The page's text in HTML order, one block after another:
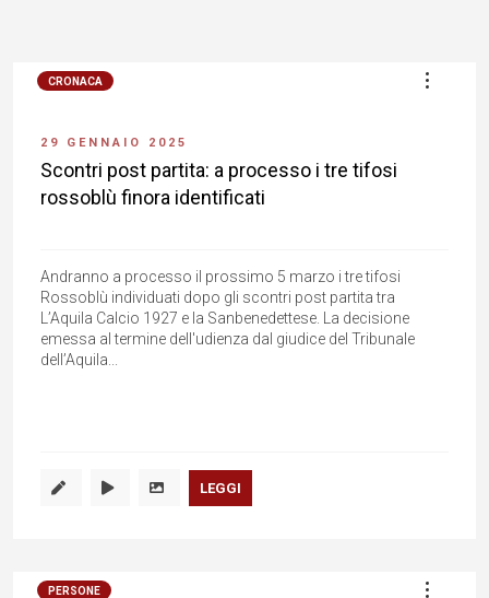
CRONACA
29 GENNAIO 2025
Scontri post partita: a processo i tre tifosi
rossoblù finora identificati
Andranno a processo il prossimo 5 marzo i tre tifosi
Rossoblù individuati dopo gli scontri post partita tra
L’Aquila Calcio 1927 e la Sanbenedettese. La decisione
emessa al termine dell'udienza dal giudice del Tribunale
dell’Aquila...
LEGGI
PERSONE